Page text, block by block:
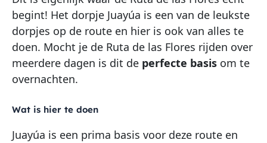
begint! Het dorpje Juayúa is een van de leukste
dorpjes op de route en hier is ook van alles te
doen. Mocht je de Ruta de las Flores rijden over
meerdere dagen is dit de perfecte basis om te
overnachten.
Wat is hier te doen
Juayúa is een prima basis voor deze route en